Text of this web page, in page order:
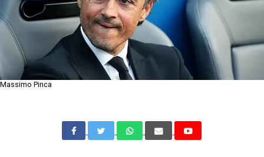
Massimo Pinca